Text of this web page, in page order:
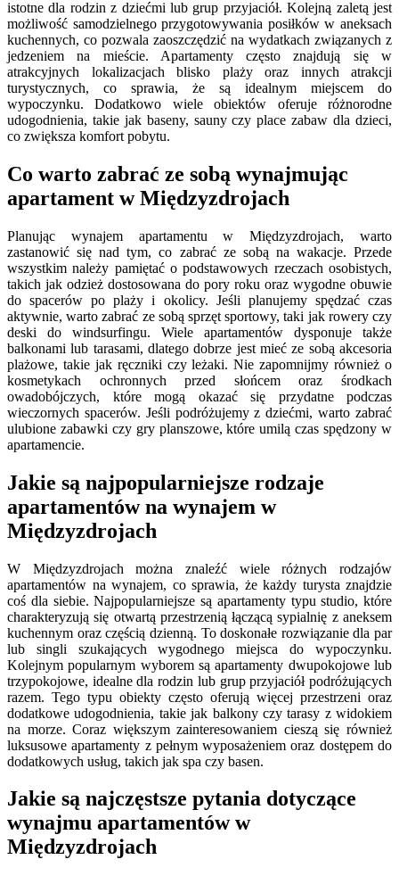
istotne dla rodzin z dziećmi lub grup przyjaciół. Kolejną zaletą jest
możliwość samodzielnego przygotowywania posiłków w aneksach
kuchennych, co pozwala zaoszczędzić na wydatkach związanych z
jedzeniem na mieście. Apartamenty często znajdują się w
atrakcyjnych lokalizacjach blisko plaży oraz innych atrakcji
turystycznych, co sprawia, że są idealnym miejscem do
wypoczynku. Dodatkowo wiele obiektów oferuje różnorodne
udogodnienia, takie jak baseny, sauny czy place zabaw dla dzieci,
co zwiększa komfort pobytu.
Co warto zabrać ze sobą wynajmując
apartament w Międzyzdrojach
Planując wynajem apartamentu w Międzyzdrojach, warto
zastanowić się nad tym, co zabrać ze sobą na wakacje. Przede
wszystkim należy pamiętać o podstawowych rzeczach osobistych,
takich jak odzież dostosowana do pory roku oraz wygodne obuwie
do spacerów po plaży i okolicy. Jeśli planujemy spędzać czas
aktywnie, warto zabrać ze sobą sprzęt sportowy, taki jak rowery czy
deski do windsurfingu. Wiele apartamentów dysponuje także
balkonami lub tarasami, dlatego dobrze jest mieć ze sobą akcesoria
plażowe, takie jak ręczniki czy leżaki. Nie zapomnijmy również o
kosmetykach ochronnych przed słońcem oraz środkach
owadobójczych, które mogą okazać się przydatne podczas
wieczornych spacerów. Jeśli podróżujemy z dziećmi, warto zabrać
ulubione zabawki czy gry planszowe, które umilą czas spędzony w
apartamencie.
Jakie są najpopularniejsze rodzaje
apartamentów na wynajem w
Międzyzdrojach
W Międzyzdrojach można znaleźć wiele różnych rodzajów
apartamentów na wynajem, co sprawia, że każdy turysta znajdzie
coś dla siebie. Najpopularniejsze są apartamenty typu studio, które
charakteryzują się otwartą przestrzenią łączącą sypialnię z aneksem
kuchennym oraz częścią dzienną. To doskonałe rozwiązanie dla par
lub singli szukających wygodnego miejsca do wypoczynku.
Kolejnym popularnym wyborem są apartamenty dwupokojowe lub
trzypokojowe, idealne dla rodzin lub grup przyjaciół podróżujących
razem. Tego typu obiekty często oferują więcej przestrzeni oraz
dodatkowe udogodnienia, takie jak balkony czy tarasy z widokiem
na morze. Coraz większym zainteresowaniem cieszą się również
luksusowe apartamenty z pełnym wyposażeniem oraz dostępem do
dodatkowych usług, takich jak spa czy basen.
Jakie są najczęstsze pytania dotyczące
wynajmu apartamentów w
Międzyzdrojach